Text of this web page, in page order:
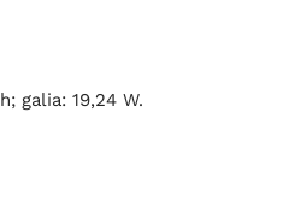
galia: 19,24 W.